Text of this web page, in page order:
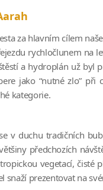
za hlavním cílem
rychločlunem na
a hydroplán už byl
jako “nutné zlo”
kategorie.
v duchu tradičních
předchozích
vegetací,
prezentovat na